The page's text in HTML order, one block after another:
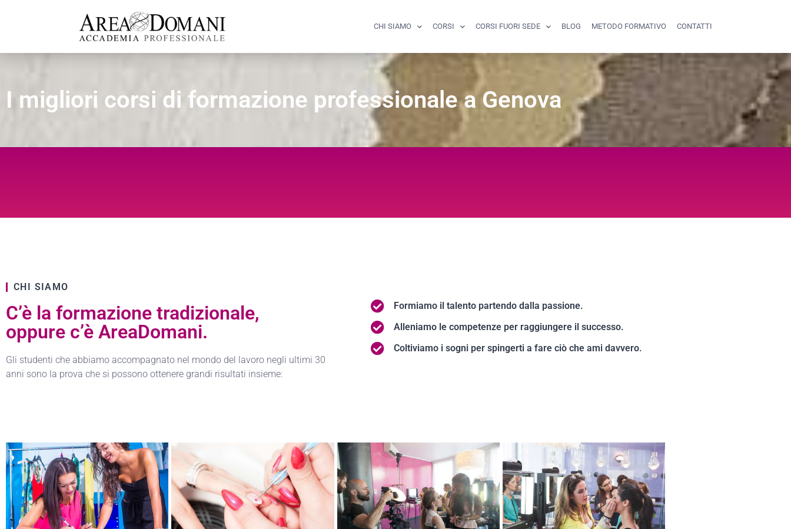
CHI SIAMO CORSI CORSI FUORI SEDE BLOG METODO FORMATIVO CONTATTI
I migliori corsi di formazione professionale a Genova
CHI SIAMO
C’è la formazione tradizionale,
oppure c’è AreaDomani.
Gli studenti che abbiamo accompagnato nel mondo del lavoro negli ultimi 30
anni sono la prova che si possono ottenere grandi risultati insieme:
Formiamo il talento partendo dalla passione.
Alleniamo le competenze per raggiungere il successo.
Coltiviamo i sogni per spingerti a fare ciò che ami davvero.